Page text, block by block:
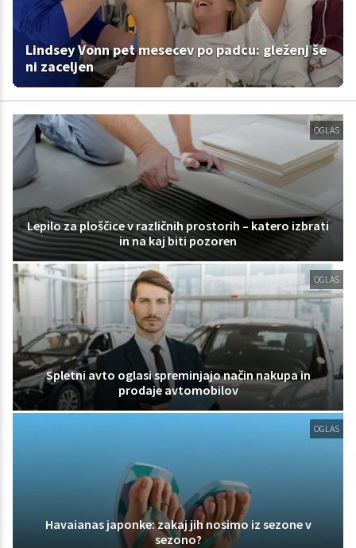
Lindsey Vonn pet mesecev po padcu: gleženj še
ni zaceljen
OGLAS
Lepilo za ploščice v različnih prostorih – katero izbrati
in na kaj biti pozoren
OGLAS
Spletni avto oglasi spreminjajo način nakupa in
prodaje avtomobilov
OGLAS
Havaianas japonke: zakaj jih nosimo iz sezone v
sezono?